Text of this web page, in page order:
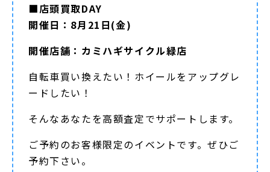
■店頭買取DAY
開催日：8月21日(金)
開催店舗：カミハギサイクル緑店
自転車買い換えたい！ホイールをアップグレ
ードしたい！
そんなあなたを高額査定でサポートします。
ご予約のお客様限定のイベントです。ぜひご
予約下さい。